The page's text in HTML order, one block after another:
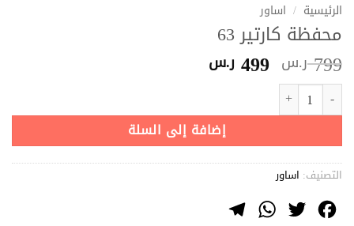
الرئيسية / اساور
محفظة كارتير 63
799 ر.س السعر
الأصلي
799 ر.س.
499 ر.س
499 ر.س.
كمية محفظة كارتير 63
إضافة إلى السلة
التصنيف: اساور
Facebook
Twitter
WhatsApp